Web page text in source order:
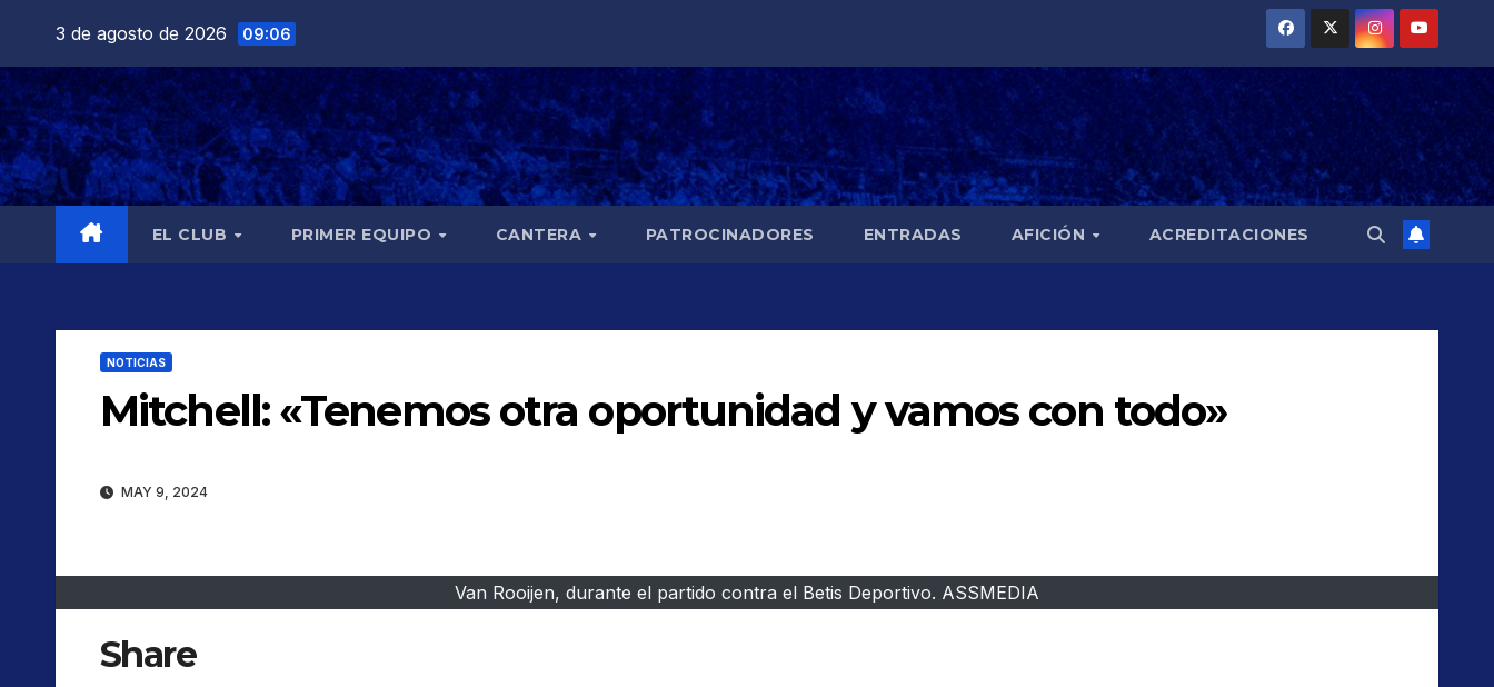
contenido
3 de agosto de 2026 09:06
EL CLUB PRIMER EQUIPO CANTERA PATROCINADORES ENTRADAS AFICIÓN ACREDITACIONES
NOTICIAS
Mitchell: «Tenemos otra oportunidad y vamos con todo»
MAY 9, 2024
Van Rooijen, durante el partido contra el Betis Deportivo. ASSMEDIA
Share